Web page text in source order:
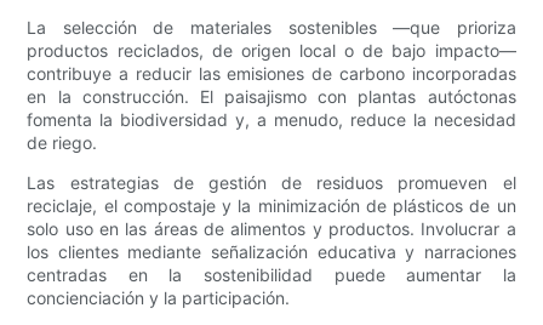
La selección de materiales sostenibles —que prioriza
productos reciclados, de origen local o de bajo impacto—
contribuye a reducir las emisiones de carbono incorporadas
en la construcción. El paisajismo con plantas autóctonas
fomenta la biodiversidad y, a menudo, reduce la necesidad
de riego.
Las estrategias de gestión de residuos promueven el
reciclaje, el compostaje y la minimización de plásticos de un
solo uso en las áreas de alimentos y productos. Involucrar a
los clientes mediante señalización educativa y narraciones
centradas en la sostenibilidad puede aumentar la
concienciación y la participación.